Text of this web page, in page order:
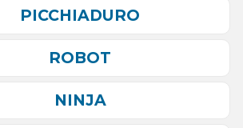
PICCHIADURO
ROBOT
NINJA